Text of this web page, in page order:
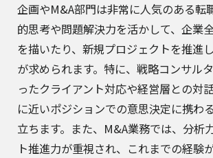
企画やM&A部門は非常に人気のある転
的思考や問題解決力を活かして、企業
を描いたり、新規プロジェクトを推進
が求められます。特に、戦略コンサル
ったクライアント対応や経営層との対
に近いポジションでの意思決定に携わ
立ちます。また、M&A業務では、分析
ト推進力が重視され、これまでの経験